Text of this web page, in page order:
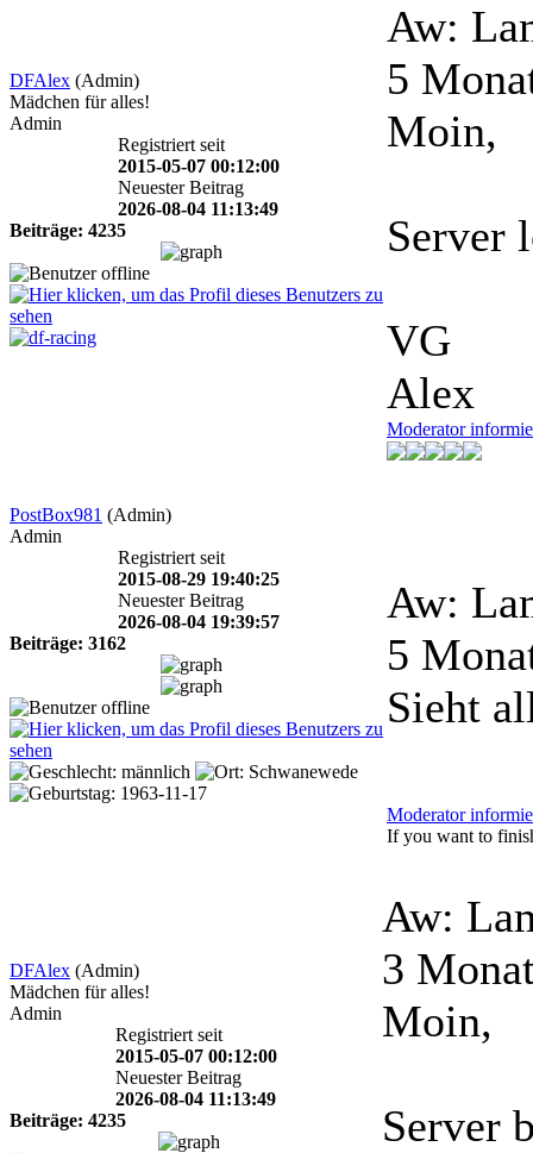
DFAlex (Admin)
Mädchen für alles!
Admin
Registriert seit
2015-05-07 00:12:00
Neuester Beitrag
2026-08-04 11:13:49
Beiträge: 4235
Aw:
5
Moin,
Server
VG
Alex
Moderator
PostBox981 (Admin)
Admin
Registriert seit
2015-08-29 19:40:25
Neuester Beitrag
2026-08-04 19:39:57
Beiträge: 3162
Aw:
5
Sieht
Moderator
If you want to
DFAlex (Admin)
Mädchen für alles!
Admin
Registriert seit
2015-05-07 00:12:00
Neuester Beitrag
2026-08-04 11:13:49
Beiträge: 4235
Aw:
3
Moin,
Server